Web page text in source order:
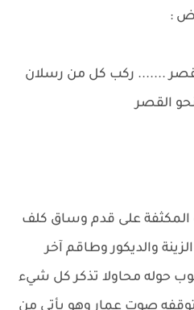
:
....... ركب كل من رسلان
القصر
المكثفة على قدم وساق كلف
والديكور وطاقم آخر
حوله محاولا تذكر كل شيء
صوت عمار وهو يأتي من